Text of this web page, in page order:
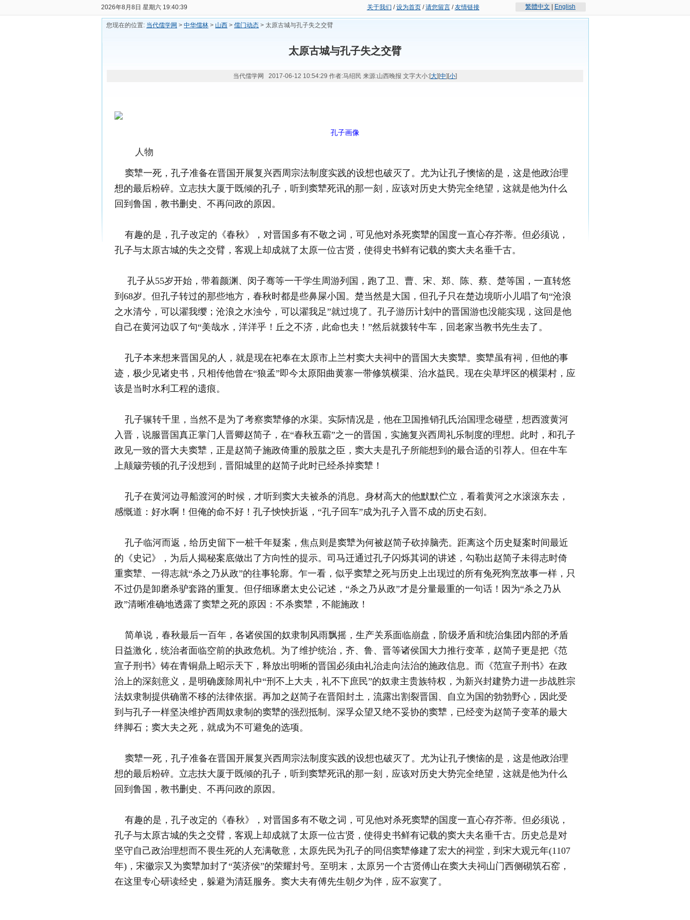
2026年8月8日 星期六 19:40:39 关于我们 /设为首页/请您留言/友情链接 繁體中文 English
您现在的位置: 当代儒学网 > 中华儒林 > 山西 > 儒门动态 > 太原古城与孔子失之交臂
太原古城与孔子失之交臂
当代儒学网 2017-06-12 10:54:29 作者:马绍民 来源:山西晚报 文字大小:[大][中][小]
孔子画像
人物
窦犨一死，孔子准备在晋国开展复兴西周宗法制度实践的设想也破灭了。尤为让孔子懊恼的是，这是他政治理
想的最后粉碎。立志扶大厦于既倾的孔子，听到窦犨死讯的那一刻，应该对历史大势完全绝望，这就是他为什么
回到鲁国，教书删史、不再问政的原因。
有趣的是，孔子改定的《春秋》，对晋国多有不敬之词，可见他对杀死窦犨的国度一直心存芥蒂。但必须说，
孔子与太原古城的失之交臂，客观上却成就了太原一位古贤，使得史书鲜有记载的窦大夫名垂千古。
孔子从55岁开始，带着颜渊、闵子骞等一干学生周游列国，跑了卫、曹、宋、郑、陈、蔡、楚等国，一直转悠
到68岁。但孔子转过的那些地方，春秋时都是些鼻屎小国。楚当然是大国，但孔子只在楚边境听小儿唱了句“沧浪
之水清兮，可以濯我缨；沧浪之水浊兮，可以濯我足”就过境了。孔子游历计划中的晋国游也没能实现，这回是他
自己在黄河边叹了句“美哉水，洋洋乎！丘之不济，此命也夫！”然后就拨转牛车，回老家当教书先生去了。
孔子本来想来晋国见的人，就是现在祀奉在太原市上兰村窦大夫祠中的晋国大夫窦犨。窦犨虽有祠，但他的事
迹，极少见诸史书，只相传他曾在“狼孟”即今太原阳曲黄寨一带修筑横渠、治水益民。现在尖草坪区的横渠村，应
该是当时水利工程的遗痕。
孔子辗转千里，当然不是为了考察窦犨修的水渠。实际情况是，他在卫国推销孔氏治国理念碰壁，想西渡黄河
入晋，说服晋国真正掌门人晋卿赵简子，在“春秋五霸”之一的晋国，实施复兴西周礼乐制度的理想。此时，和孔子
政见一致的晋大夫窦犨，正是赵简子施政倚重的股肱之臣，窦大夫是孔子所能想到的最合适的引荐人。但在牛车
上颠簸劳顿的孔子没想到，晋阳城里的赵简子此时已经杀掉窦犨！
孔子在黄河边寻船渡河的时候，才听到窦大夫被杀的消息。身材高大的他默默伫立，看着黄河之水滚滚东去，
感慨道：好水啊！但俺的命不好！孔子怏怏折返，“孔子回车”成为孔子入晋不成的历史石刻。
孔子临河而返，给历史留下一桩千年疑案，焦点则是窦犨为何被赵简子砍掉脑壳。距离这个历史疑案时间最近
的《史记》，为后人揭秘案底做出了方向性的提示。司马迁通过孔子闪烁其词的讲述，勾勒出赵简子未得志时倚
重窦犨、一得志就“杀之乃从政”的往事轮廓。乍一看，似乎窦犨之死与历史上出现过的所有兔死狗烹故事一样，只
不过仍是卸磨杀驴套路的重复。但仔细琢磨太史公记述，“杀之乃从政”才是分量最重的一句话！因为“杀之乃从
政”清晰准确地透露了窦犨之死的原因：不杀窦犨，不能施政！
简单说，春秋最后一百年，各诸侯国的奴隶制风雨飘摇，生产关系面临崩盘，阶级矛盾和统治集团内部的矛盾
日益激化，统治者面临空前的执政危机。为了维护统治，齐、鲁、晋等诸侯国大力推行变革，赵简子更是把《范
宣子刑书》铸在青铜鼎上昭示天下，释放出明晰的晋国必须由礼治走向法治的施政信息。而《范宣子刑书》在政
治上的深刻意义，是明确废除周礼中“刑不上大夫，礼不下庶民”的奴隶主贵族特权，为新兴封建势力进一步战胜宗
法奴隶制提供确凿不移的法律依据。再加之赵简子在晋阳封土，流露出割裂晋国、自立为国的勃勃野心，因此受
到与孔子一样坚决维护西周奴隶制的窦犨的强烈抵制。深孚众望又绝不妥协的窦犨，已经变为赵简子变革的最大
绊脚石；窦大夫之死，就成为不可避免的选项。
窦犨一死，孔子准备在晋国开展复兴西周宗法制度实践的设想也破灭了。尤为让孔子懊恼的是，这是他政治理
想的最后粉碎。立志扶大厦于既倾的孔子，听到窦犨死讯的那一刻，应该对历史大势完全绝望，这就是他为什么
回到鲁国，教书删史、不再问政的原因。
有趣的是，孔子改定的《春秋》，对晋国多有不敬之词，可见他对杀死窦犨的国度一直心存芥蒂。但必须说，
孔子与太原古城的失之交臂，客观上却成就了太原一位古贤，使得史书鲜有记载的窦大夫名垂千古。历史总是对
坚守自己政治理想而不畏生死的人充满敬意，太原先民为孔子的同侣窦犨修建了宏大的祠堂，到宋大观元年(1107
年)，宋徽宗又为窦犨加封了“英济侯”的荣耀封号。至明末，太原另一个古贤傅山在窦大夫祠山门西侧砌筑石窑，
在这里专心研读经史，躲避为清廷服务。窦大夫有傅先生朝夕为伴，应不寂寞了。